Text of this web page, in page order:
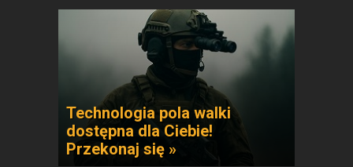
Technologia pola walki
dostępna dla Ciebie!
Przekonaj się »